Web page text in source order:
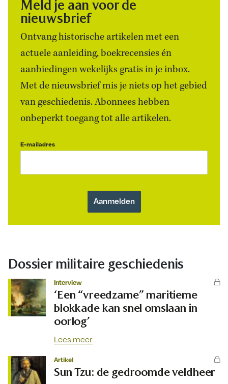
Meld je aan voor de
nieuwsbrief
Ontvang historische artikelen met een
actuele aanleiding, boekrecensies én
aanbiedingen wekelijks gratis in je inbox.
Met de nieuwsbrief mis je niets op het gebied
van geschiedenis. Abonnees hebben
onbeperkt toegang tot alle artikelen.
E-mailadres
Dossier militaire geschiedenis
Interview
‘Een “vreedzame” maritieme
blokkade kan snel omslaan in
oorlog’
Lees meer
Artikel
Sun Tzu: de gedroomde veldheer